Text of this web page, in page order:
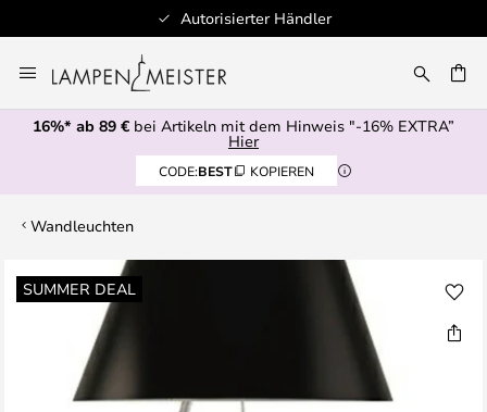
Autorisierter Händler
Inhalt
springen
16%* ab 89 € bei Artikeln mit dem Hinweis "-16% EXTRA”
Hier
CODE:BEST KOPIEREN
Wandleuchten
SUMMER DEAL
Zum
Ende
Bildgalerie